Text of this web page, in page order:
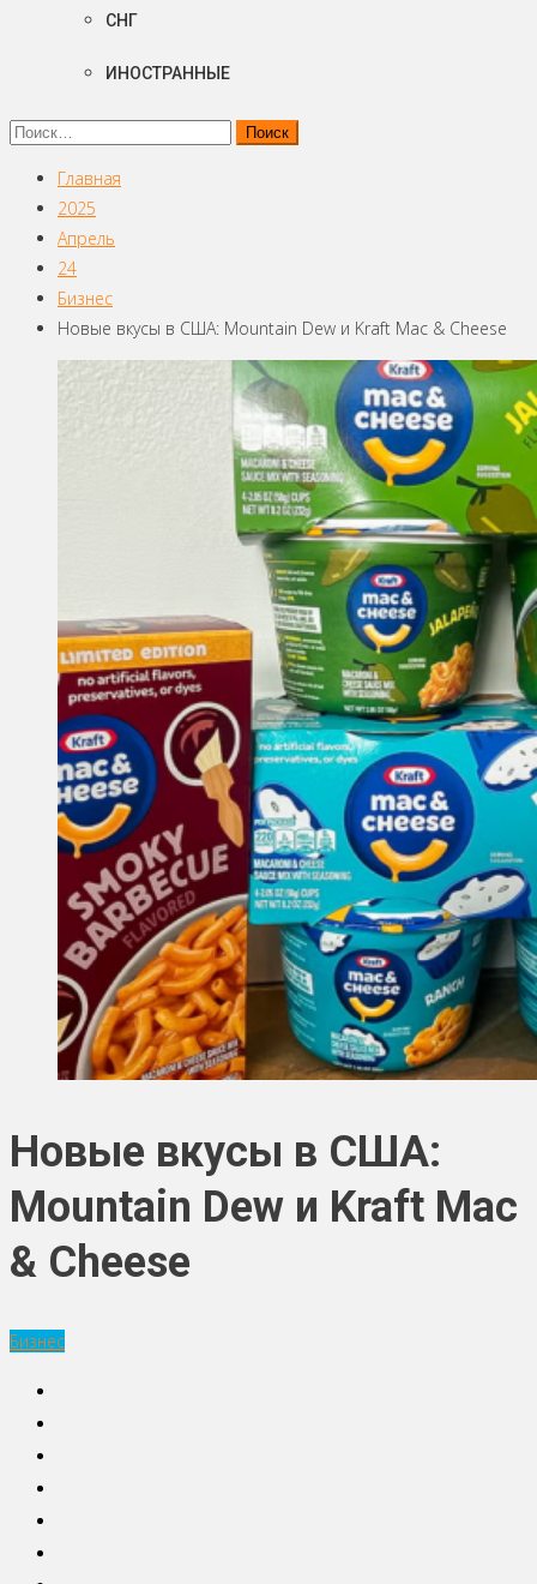
СНГ
ИНОСТРАННЫЕ
Найти:
Главная
2025
Апрель
24
Бизнес
Новые вкусы в США: Mountain Dew и Kraft Mac & Cheese
Новые вкусы в США:
Mountain Dew и Kraft Mac
& Cheese
Бизнес